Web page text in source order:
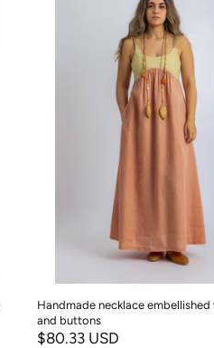
Handmade necklace
and buttons
$80.33 USD